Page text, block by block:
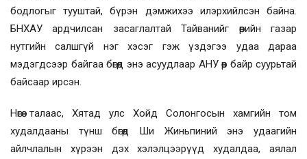
бодлогыг тууштай, бүрэн дэмжихээ илэрхийлсэн байна.
БНХАУ ардчилсан засаглалтай Тайванийг өөрийн газар
нутгийн салшгүй нэг хэсэг гэж үздэгээ удаа дараа
мэдэгдсээр байгаа бөгөөд энэ асуудлаар АНУ өөр байр суурьтай
байсаар ирсэн.
Нөгөө талаас, Хятад улс Хойд Солонгосын хамгийн том
худалдааны түнш бөгөөд Ши Жиньпиний энэ удаагийн
айлчлалын хүрээн дэх хэлэлцээрүүд худалдаа, аялал